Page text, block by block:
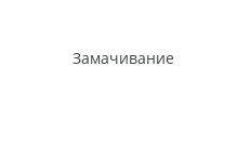
Замачивание